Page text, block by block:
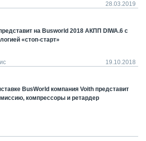
28.03.2019
на Busworld 2018 АКПП DIWA.6 с
«стоп-старт»
19.10.2018
BusWorld компания Voith представит
компрессоры и ретардер